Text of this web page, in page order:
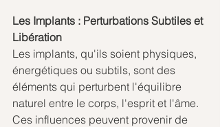
Les Implants : Perturbations Subtiles et
Libération
Les implants, qu'ils soient physiques,
énergétiques ou subtils, sont des
éléments qui perturbent l'équilibre
naturel entre le corps, l'esprit et l'âme.
Ces influences peuvent provenir de